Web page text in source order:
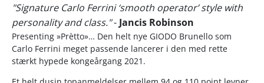
"Signature Carlo Ferrini ‘smooth operator’ style with
personality and class."- Jancis Robinson
Presenting »Prètto»… Den helt nye GIODO Brunello som
Carlo Ferrini meget passende lancerer i den med rette
stærkt hypede kongeårgang 2021.